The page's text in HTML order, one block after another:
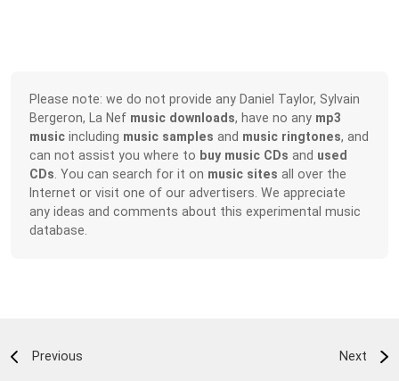
Please note: we do not provide any Daniel Taylor, Sylvain
Bergeron, La Nef music downloads, have no any mp3
music including music samples and music ringtones, and
can not assist you where to buy music CDs and used
CDs . You can search for it on music sites all over the
Internet or visit one of our advertisers. We appreciate
any ideas and comments about this experimental music
database.
Previous Next